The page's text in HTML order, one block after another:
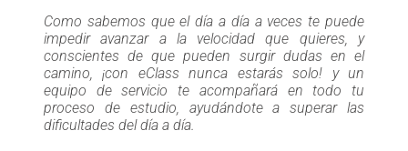
Como sabemos que el día a día a veces te puede
impedir avanzar a la velocidad que quieres, y
conscientes de que pueden surgir dudas en el
camino, ¡con eClass nunca estarás solo! y un
equipo de servicio te acompañará en todo tu
proceso de estudio, ayudándote a superar las
dificultades del día a día.